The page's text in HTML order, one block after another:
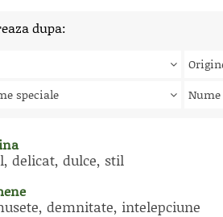
dupa:
speciale
delicat, dulce, stil
demnitate, intelepciune